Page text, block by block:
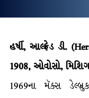
હર્ષી, આલ્ફ્રેડ ડી.
1908, ઓવોસો,
1969ના મૅક્સ